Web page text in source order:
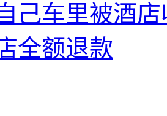
己车里被酒
全额退款